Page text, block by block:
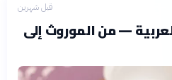
قبل شهرين
— من الموروث إلى